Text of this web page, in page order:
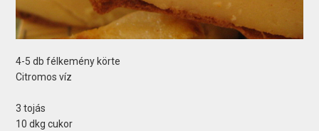
4-5 db félkemény körte
Citromos víz
3 tojás
10 dkg cukor